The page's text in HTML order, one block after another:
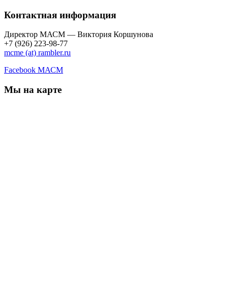
Контактная информация
Директор МАСМ — Виктория Коршунова
+7 (926) 223-98-77
mcme (at) rambler.ru
Facebook МАСМ
Мы на карте